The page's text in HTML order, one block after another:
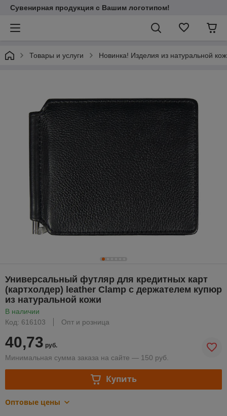
Сувенирная продукция с Вашим логотипом!
Товары и услуги Новинка! Изделия из натуральной
Универсальный футляр для кредитных карт
(картхолдер) leather Сlamp с держателем купюр
из натуральной кожи
В наличии
Код: 616103
Опт и розница
40,73 руб.
Минимальная сумма заказа на сайте — 150 руб.
Купить
Оптовые цены